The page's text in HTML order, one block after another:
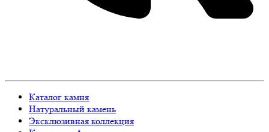
Каталог камня
Натуральный камень
Эксклюзивная коллекция